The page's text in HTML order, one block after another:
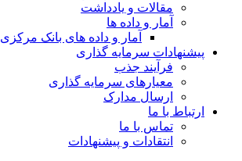
مقالات و یادداشت
آمار و داده ها
آمار و داده های بانک مرکزی
پیشنهادات سرمایه گذاری
فرآیند جذب
معیارهای سرمایه گذاری
ارسال مدارک
ارتباط با ما
تماس با ما
انتقادات و پیشنهادات